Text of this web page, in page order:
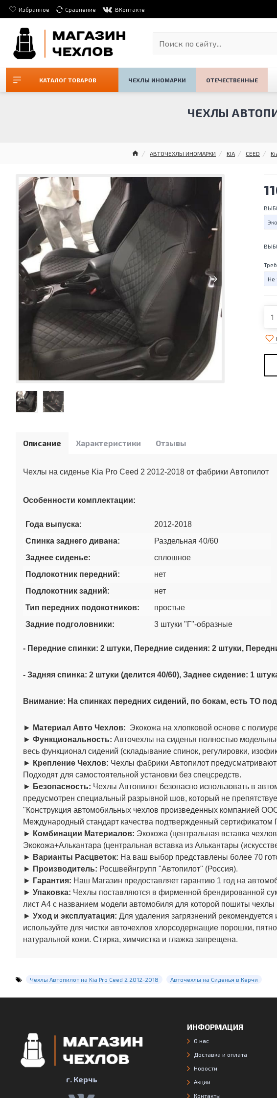
Избранное Сравнение ВКонтакте
КАТАЛОГ ТОВАРОВ ЧЕХЛЫ ИНОМАРКИ ОТЕЧЕСТВЕННЫЕ
АВТОЧЕХЛЫ ИНОМАРКИ KIA CEED
ЧЕХЛЫ
Не
Описание Характеристики Отзывы
Чехлы на сиденье Kia Pro Ceed 2 2012-2018 от фабрики Автопилот
Особенности комплектации:
Года выпуска:
2012-2018
Спинка заднего дивана:
Раздельная 40/60
Заднее сиденье:
сплошное
Подлокотник передний:
нет
Подлокотник задний:
нет
Тип передних подокотников:
простые
Задние подголовники:
3 штуки "Г"-образные
- Передние спинки: 2 штуки, Передние сидения: 2 штуки,
- Задняя спинка: 2 штуки (делится 40/60), Заднее сидение: 1
Внимание: На спинках передних сидений, по бокам, есть ТО
► Материал Авто Чехлов: Экокожа на хлопковой основе с
► Функциональность: Авточехлы на сиденья полностью
весь функционал сидений (складывание спинок, регулировки,
► Крепление Чехлов: Чехлы фабрики Автопилот предусматривают
Подходят для самостоятельной установки без спецсредств.
► Безопасность: Чехлы Автопилот безопасно использовать в
предусмотрен специальный разрывной шов, который не
"Конструкция автомобильных чехлов произведенных компанией
Международный стандарт качества подтвержденный сертификатом
► Комбинации Материалов: Экокожа (центральная вставка
Экокожа+Алькантара (центральная вставка из Алькантары
► Варианты Расцветок: На ваш выбор представлены более 70
► Производитель: Росшвейнгрупп "Автопилот" (Россия).
► Гарантия: Наш Магазин предоставляет гарантию 1 год на
► Упаковка: Чехлы поставляются в фирменной брендированной
лист А4 с названием модели автомобиля для которой пошиты чехлы
► Уход и эксплуатация: Для удаления загрязнений
используйте для чистки авточехлов хлорсодержащие порошки,
натуральной кожи. Стирка, химчистка и глажка запрещена.
Чехлы Автопилот на Kia Pro Ceed 2 2012-2018 Авточехлы на Сиденья в Керчи
г. Керчь
ИНФОРМАЦИЯ
О нас
Доставка и оплата
Новости
Акции
Контакты